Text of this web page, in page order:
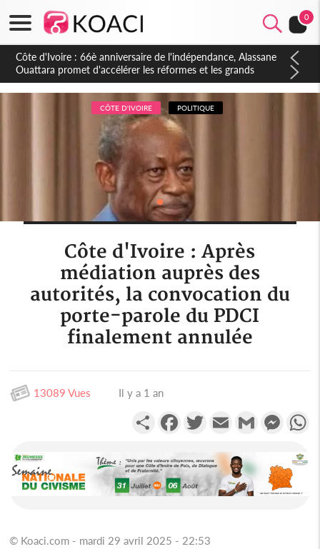
0
Côte d'Ivoire : À Abidjan, Amadou Oury Bah admire le modèle
ivoirien et veut s'en inspirer pour accélérer le développement
de la Guinée
CÔTE D'IVOIRE POLITIQUE
Côte d'Ivoire : Après
médiation auprès des
autorités, la convocation du
porte-parole du PDCI
finalement annulée
13089 Vues Il y a 1 an
PartagerFacebookTwitterEmail Gmail
© Koaci.com - mardi 29 avril 2025 - 22:53